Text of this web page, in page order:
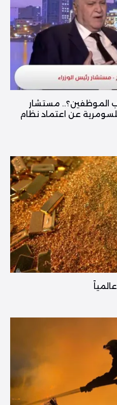
الموظفين؟.. مستشار
عن اعتماد نظام